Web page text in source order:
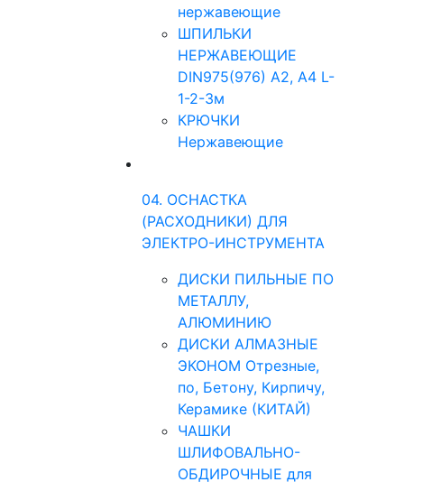
нержавеющие
ШПИЛЬКИ
НЕРЖАВЕЮЩИЕ
DIN975(976) A2, А4 L-
1-2-3м
КРЮЧКИ
Нержавеющие
04. ОСНАСТКА
(РАСХОДНИКИ) ДЛЯ
ЭЛЕКТРО-ИНСТРУМЕНТА
ДИСКИ ПИЛЬНЫЕ ПО
МЕТАЛЛУ,
АЛЮМИНИЮ
ДИСКИ АЛМАЗНЫЕ
ЭКОНОМ Отрезные,
по, Бетону, Кирпичу,
Керамике (КИТАЙ)
ЧАШКИ
ШЛИФОВАЛЬНО-
ОБДИРОЧНЫЕ для